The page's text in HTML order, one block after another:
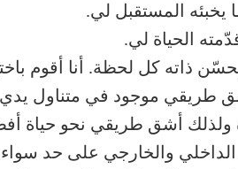
يخبئه المستقبل لي.
الحياة لي.
ذاته كل لحظة. أنا أقوم
طريقي موجود في متناول
ولذلك أشق طريقي نحو حياة
الداخلي والخارجي على حد